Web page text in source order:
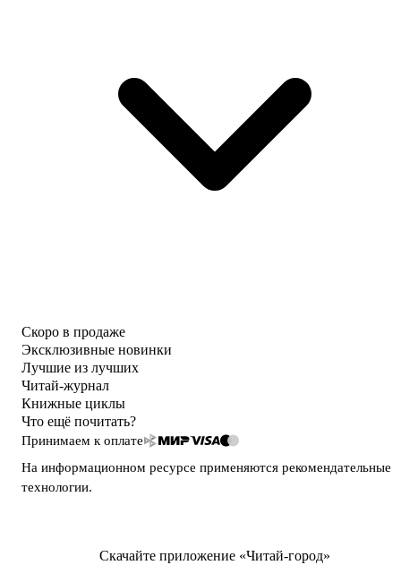
Скоро в продаже
Эксклюзивные новинки
Лучшие из лучших
Читай-журнал
Книжные циклы
Что ещё почитать?
Принимаем к оплате
На информационном ресурсе применяются рекомендательные
технологии.
Скачайте приложение «Читай-город»